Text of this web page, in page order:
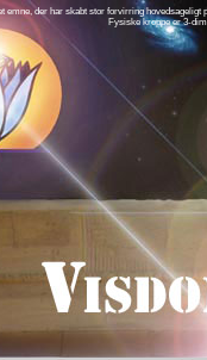
emne, der har skabt stor forvirring
Fysiske kroppe er 3-